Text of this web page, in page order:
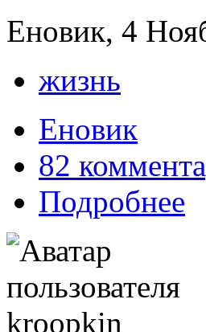
Еновик, 4
жизнь
Еновик
82
Подробнее